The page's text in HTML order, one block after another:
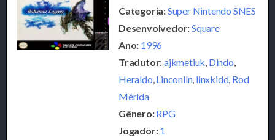
Categoria:Super Nintendo SNES
Desenvolvedor:Square
Ano: 1996
Tradutor:ajkmetiuk Dindo
Heraldo Linconlln, linxkidd, Rod
Mérida
Gênero:RPG
Jogador:1